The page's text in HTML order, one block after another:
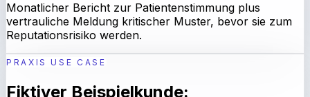
Monatlicher Bericht zur Patientenstimmung plus
vertrauliche Meldung kritischer Muster, bevor sie zum
Reputationsrisiko werden.
PRAXIS USE CASE
Fiktiver Beispielkunde: